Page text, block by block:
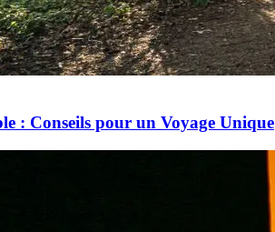
: Conseils pour un Voyage Unique